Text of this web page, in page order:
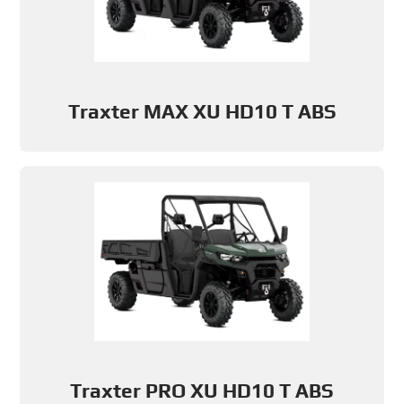
Traxter MAX XU HD10 T ABS
Traxter PRO XU HD10 T ABS